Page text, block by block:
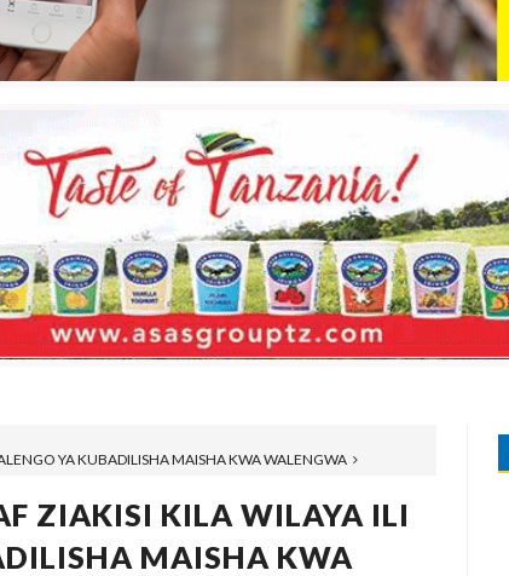
YA KUBADILISHA MAISHA KWA WALENGWA
ZIAKISI KILA WILAYA ILI
MAISHA KWA